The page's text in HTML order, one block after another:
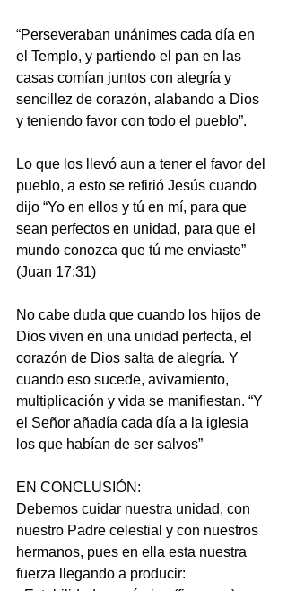
“Perseveraban unánimes cada día en
el Templo, y partiendo el pan en las
casas comían juntos con alegría y
sencillez de corazón, alabando a Dios
y teniendo favor con todo el pueblo”.
Lo que los llevó aun a tener el favor del
pueblo, a esto se refirió Jesús cuando
dijo “Yo en ellos y tú en mí, para que
sean perfectos en unidad, para que el
mundo conozca que tú me enviaste”
(Juan 17:31)
No cabe duda que cuando los hijos de
Dios viven en una unidad perfecta, el
corazón de Dios salta de alegría. Y
cuando eso sucede, avivamiento,
multiplicación y vida se manifiestan. “Y
el Señor añadía cada día a la iglesia
los que habían de ser salvos”
EN CONCLUSIÓN:
Debemos cuidar nuestra unidad, con
nuestro Padre celestial y con nuestros
hermanos, pues en ella esta nuestra
fuerza llegando a producir: